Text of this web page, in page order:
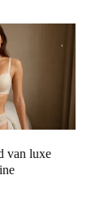
van luxe